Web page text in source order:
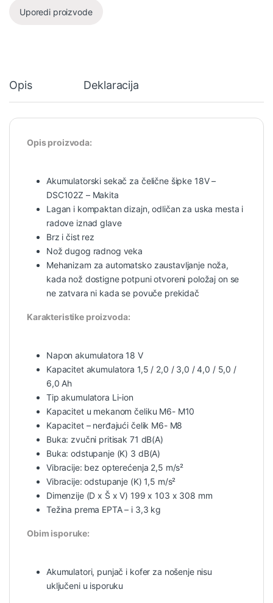
Uporedi proizvode
Opis Deklaracija
Opis proizvoda:
Akumulatorski sekač za čelične šipke 18V –
DSC102Z – Makita
Lagan i kompaktan dizajn, odličan za uska mesta i
radove iznad glave
Brz i čist rez
Nož dugog radnog veka
Mehanizam za automatsko zaustavljanje noža,
kada nož dostigne potpuni otvoreni položaj on se
ne zatvara ni kada se povuče prekidač
Karakteristike proizvoda:
Napon akumulatora 18 V
Kapacitet akumulatora 1,5 / 2,0 / 3,0 / 4,0 / 5,0 /
6,0 Ah
Tip akumulatora Li-ion
Kapacitet u mekanom čeliku M6- M10
Kapacitet – nerđajući čelik M6- M8
Buka: zvučni pritisak 71 dB(A)
Buka: odstupanje (K) 3 dB(A)
Vibracije: bez opterećenja 2,5 m/s²
Vibracije: odstupanje (K) 1,5 m/s²
Dimenzije (D x Š x V) 199 x 103 x 308 mm
Težina prema EPTA – i 3,3 kg
Obim isporuke:
Akumulatori, punjač i kofer za nošenje nisu
uključeni u isporuku